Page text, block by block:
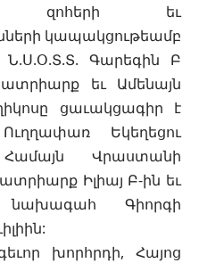
զոհերի եւ
կապակցութեամբ
Ն.Ս.Օ.Տ.Տ. Գարեգին Բ
եւ Ամենայն
ցաւակցագիր է
Եկեղեցու
Վրաստանի
Իլիայ Բ-ին եւ
Գիորգի
խորհրդի, Հայոց